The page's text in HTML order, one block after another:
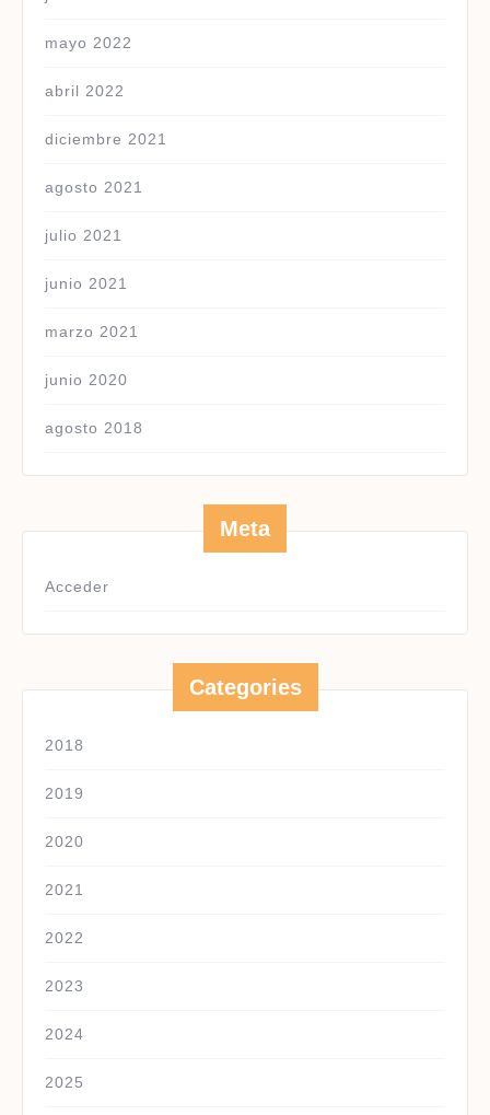
mayo 2022
abril 2022
diciembre 2021
agosto 2021
julio 2021
junio 2021
marzo 2021
junio 2020
agosto 2018
Meta
Acceder
Categories
2018
2019
2020
2021
2022
2023
2024
2025